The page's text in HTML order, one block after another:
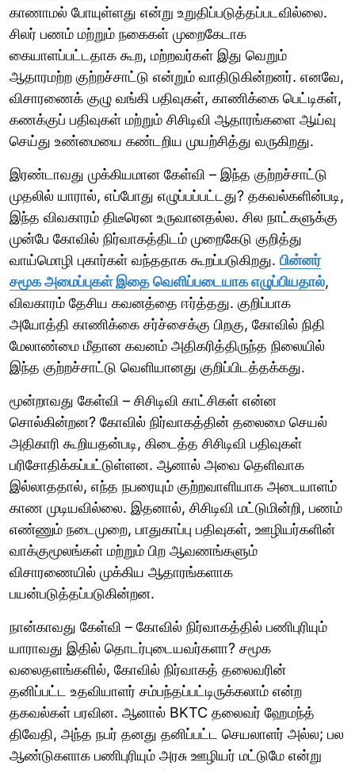
காணாமல் போயுள்ளது என்று உறுதிப்படுத்தப்படவில்லை.
சிலர் பணம் மற்றும் நகைகள் முறைகேடாக
கையாளப்பட்டதாக கூற, மற்றவர்கள் இது வெறும்
ஆதாரமற்ற குற்றச்சாட்டு என்றும் வாதிடுகின்றனர். எனவே,
விசாரணைக் குழு வங்கி பதிவுகள், காணிக்கை பெட்டிகள்,
கணக்குப் பதிவுகள் மற்றும் சிசிடிவி ஆதாரங்களை ஆய்வு
செய்து உண்மையை கண்டறிய முயற்சித்து வருகிறது.
இரண்டாவது முக்கியமான கேள்வி – இந்த குற்றச்சாட்டு
முதலில் யாரால், எப்போது எழுப்பப்பட்டது? தகவல்களின்படி,
இந்த விவகாரம் திடீரென உருவானதல்ல. சில நாட்களுக்கு
முன்பே கோவில் நிர்வாகத்திடம் முறைகேடு குறித்து
வாய்மொழி புகார்கள் வந்ததாக கூறப்படுகிறது. பின்னர்
சமூக அமைப்புகள் இதை வெளிப்படையாக எழுப்பியதால்,
விவகாரம் தேசிய கவனத்தை ஈர்த்தது. குறிப்பாக
அயோத்தி காணிக்கை சர்ச்சைக்கு பிறகு, கோவில் நிதி
மேலாண்மை மீதான கவனம் அதிகரித்திருந்த நிலையில்
இந்த குற்றச்சாட்டு வெளியானது குறிப்பிடத்தக்கது.
மூன்றாவது கேள்வி – சிசிடிவி காட்சிகள் என்ன
சொல்கின்றன? கோவில் நிர்வாகத்தின் தலைமை செயல்
அதிகாரி கூறியதன்படி, கிடைத்த சிசிடிவி பதிவுகள்
பரிசோதிக்கப்பட்டுள்ளன. ஆனால் அவை தெளிவாக
இல்லாததால், எந்த நபரையும் குற்றவாளியாக அடையாளம்
காண முடியவில்லை. இதனால், சிசிடிவி மட்டுமின்றி, பணம்
எண்ணும் நடைமுறை, பாதுகாப்பு பதிவுகள், ஊழியர்களின்
வாக்குமூலங்கள் மற்றும் பிற ஆவணங்களும்
விசாரணையில் முக்கிய ஆதாரங்களாக
பயன்படுத்தப்படுகின்றன.
நான்காவது கேள்வி – கோவில் நிர்வாகத்தில் பணிபுரியும்
யாராவது இதில் தொடர்புடையவர்களா? சமூக
வலைதளங்களில், கோவில் நிர்வாகத் தலைவரின்
தனிப்பட்ட உதவியாளர் சம்பந்தப்பட்டிருக்கலாம் என்ற
தகவல்கள் பரவின. ஆனால் BKTC தலைவர் ஹேமந்த்
திவேதி, அந்த நபர் தனது தனிப்பட்ட செயலாளர் அல்ல; பல
ஆண்டுகளாக பணிபுரியும் அரசு ஊழியர் மட்டுமே என்று